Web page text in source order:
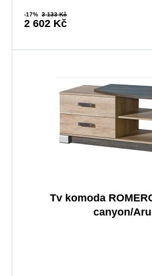
-17% 3 133 Kč
2 602 Kč
Tv komoda
canyon/